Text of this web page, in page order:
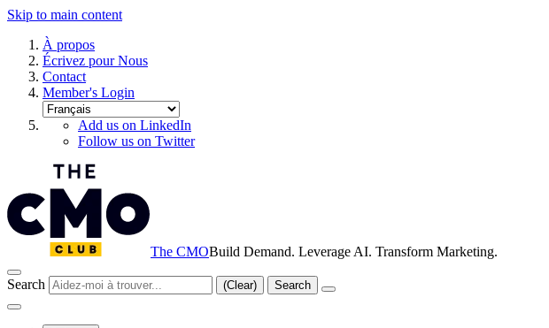
Skip to main content
À propos
Écrivez pour Nous
Contact
Member's Login
Add us on LinkedIn
Follow us on Twitter
The CMOBuild Demand. Leverage AI. Transform Marketing.
Search (Clear) Search